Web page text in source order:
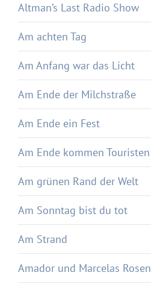
Altman’s Last Radio Show
Am achten Tag
Am Anfang war das Licht
Am Ende der Milchstraße
Am Ende ein Fest
Am Ende kommen Touristen
Am grünen Rand der Welt
Am Sonntag bist du tot
Am Strand
Amador und Marcelas Rosen